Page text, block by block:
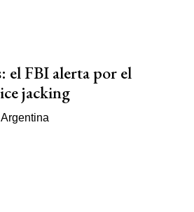
el FBI alerta por el
jacking